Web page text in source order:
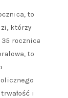
to
którzy
rocznica
to
i